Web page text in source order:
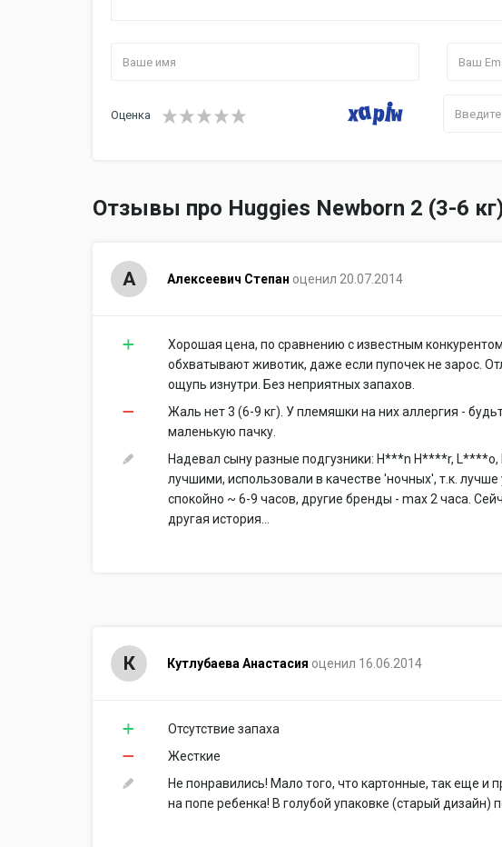
Оценка
Отзывы про Huggies Newborn 2 (3-6
А Алексеевич Степан оценил 20.07.2014
Хорошая цена, по сравнению с известным
обхватывают животик, даже если пупочек не зарос.
ощупь изнутри. Без неприятных запахов.
Жаль нет 3 (6-9 кг). У племяшки на них аллергия -
маленькую пачку.
Надевал сыну разные подгузники: H***n H****r,
лучшими, использовали в качестве 'ночных', т.к.
спокойно ~ 6-9 часов, другие бренды - max 2 часа.
другая история...
К Кутлубаева Анастасия оценил 16.06.2014
Отсутствие запаха
Жесткие
Не понравились! Мало того, что картонные, так еще и
на попе ребенка! В голубой упаковке (старый дизайн)